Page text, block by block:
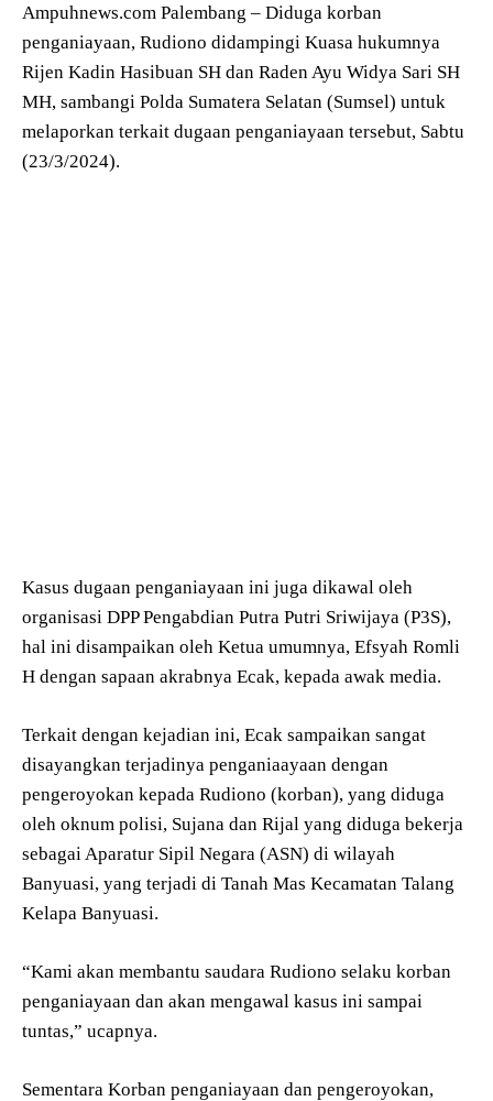
Ampuhnews.com Palembang – Diduga korban
penganiayaan, Rudiono didampingi Kuasa hukumnya
Rijen Kadin Hasibuan SH dan Raden Ayu Widya Sari SH
MH, sambangi Polda Sumatera Selatan (Sumsel) untuk
melaporkan terkait dugaan penganiayaan tersebut, Sabtu
(23/3/2024).
Kasus dugaan penganiayaan ini juga dikawal oleh
organisasi DPP Pengabdian Putra Putri Sriwijaya (P3S),
hal ini disampaikan oleh Ketua umumnya, Efsyah Romli
H dengan sapaan akrabnya Ecak, kepada awak media.
Terkait dengan kejadian ini, Ecak sampaikan sangat
disayangkan terjadinya penganiaayaan dengan
pengeroyokan kepada Rudiono (korban), yang diduga
oleh oknum polisi, Sujana dan Rijal yang diduga bekerja
sebagai Aparatur Sipil Negara (ASN) di wilayah
Banyuasi, yang terjadi di Tanah Mas Kecamatan Talang
Kelapa Banyuasi.
“Kami akan membantu saudara Rudiono selaku korban
penganiayaan dan akan mengawal kasus ini sampai
tuntas,” ucapnya.
Sementara Korban penganiayaan dan pengeroyokan,